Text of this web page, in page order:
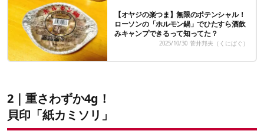
【オヤジの楽つま】無限のポテンシャル！
ローソンの「ホルモン鍋」でひたすら酒飲
みキャンプできるって知ってた？
2025/10/30 菅井邦夫（くにぱぐ）
2｜重さわずか4g！
貝印「紙カミソリ」